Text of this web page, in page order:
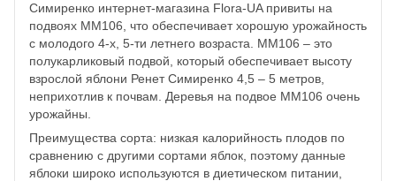
Симиренко интернет-магазина Flora-UA привиты на
подвоях ММ106, что обеспечивает хорошую урожайность
с молодого 4-х, 5-ти летнего возраста. ММ106 – это
полукарликовый подвой, который обеспечивает высоту
взрослой яблони Ренет Симиренко 4,5 – 5 метров,
неприхотлив к почвам. Деревья на подвое ММ106 очень
урожайны.
Преимущества сорта: низкая калорийность плодов по
сравнению с другими сортами яблок, поэтому данные
яблоки широко используются в диетическом питании,